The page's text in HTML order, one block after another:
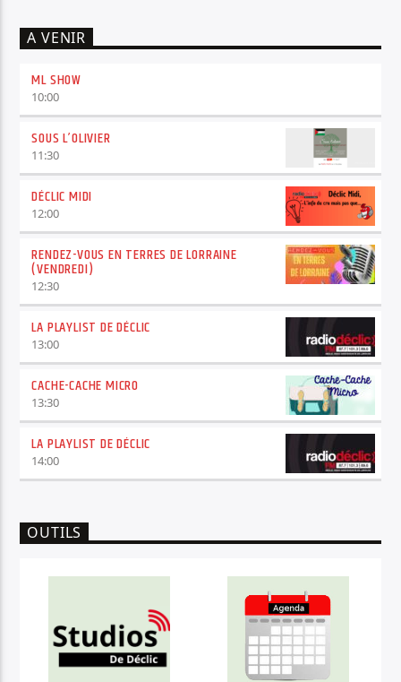
A VENIR
ML SHOW
10:00
SOUS L’OLIVIER
11:30
DÉCLIC MIDI
12:00
RENDEZ-VOUS EN TERRES DE LORRAINE
(VENDREDI)
12:30
LA PLAYLIST DE DÉCLIC
13:00
CACHE-CACHE MICRO
13:30
LA PLAYLIST DE DÉCLIC
14:00
OUTILS